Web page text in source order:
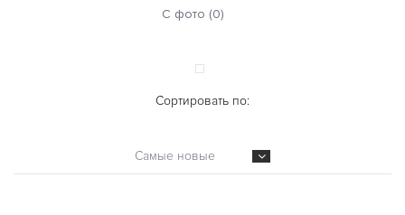
С фото (0)
Сортировать по:
Самые новые